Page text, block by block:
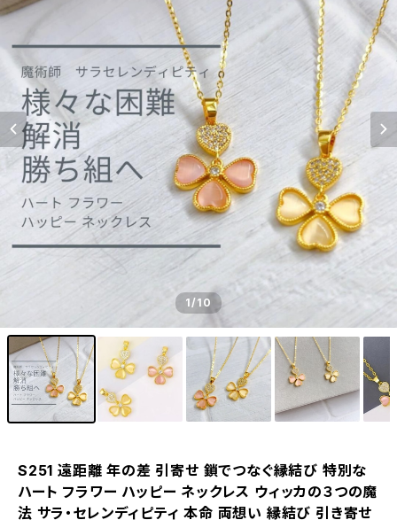
1/10
S251 遠距離 年の差 引寄せ 鎖でつなぐ縁結び 特別な
ハート フラワー ハッピー ネックレス ウィッカの３つの魔
法 サラ・セレンディピティ 本命 両想い 縁結び 引き寄せ